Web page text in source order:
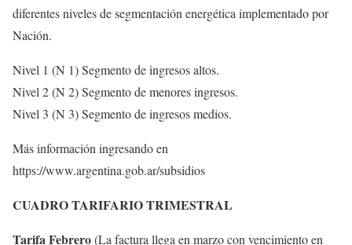
diferentes niveles de segmentación energética implementado por
Nación.
Nivel 1 (N 1) Segmento de ingresos altos.
Nivel 2 (N 2) Segmento de menores ingresos.
Nivel 3 (N 3) Segmento de ingresos medios.
Más información ingresando en
https://www.argentina.gob.ar/subsidios
CUADRO TARIFARIO TRIMESTRAL
Tarifa Febrero(La factura llega en marzo con vencimiento en